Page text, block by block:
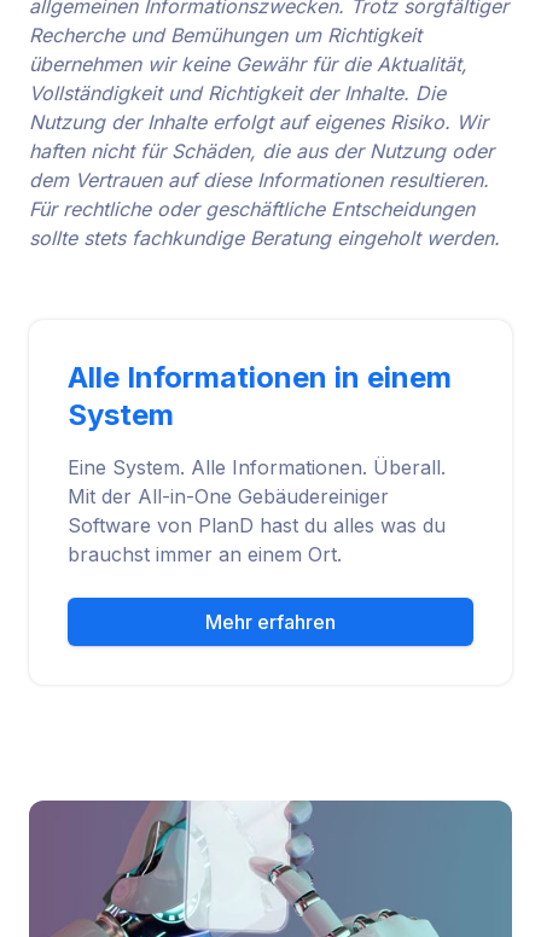
allgemeinen Informationszwecken. Trotz sorgfältiger
Recherche und Bemühungen um Richtigkeit
übernehmen wir keine Gewähr für die Aktualität,
Vollständigkeit und Richtigkeit der Inhalte. Die
Nutzung der Inhalte erfolgt auf eigenes Risiko. Wir
haften nicht für Schäden, die aus der Nutzung oder
dem Vertrauen auf diese Informationen resultieren.
Für rechtliche oder geschäftliche Entscheidungen
sollte stets fachkundige Beratung eingeholt werden.
Alle Informationen in einem
System
Eine System. Alle Informationen. Überall.
Mit der All-in-One Gebäudereiniger
Software von PlanD hast du alles was du
brauchst immer an einem Ort.
Mehr erfahren